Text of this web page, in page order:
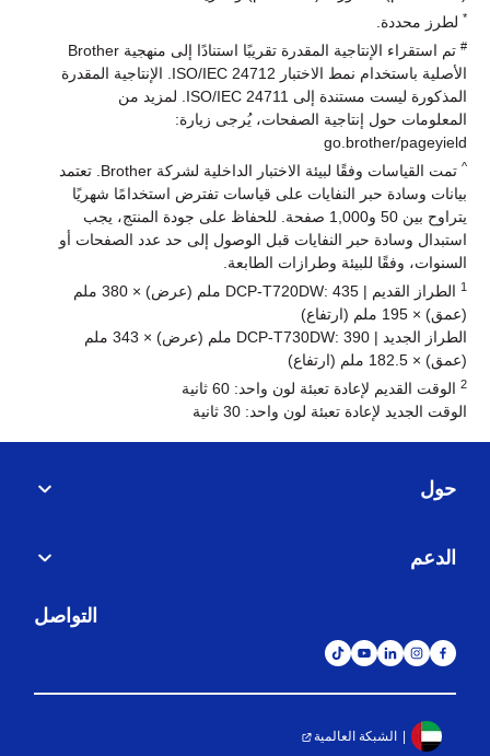
من المستندات المهمة إلى المهام اليومية، اعتمد عليها لتقديم الأداء
الطباعة التلقائية على الوجهين*
زد من إنتاجية عملك ووفر في تكاليف الورق مع الطباعة
لطرز محددة.
تم استقراء الإنتاجية المقدرة تقريبًا استنادًا إلى منهجية Brother
الأصلية باستخدام نمط الاختبار ISO/IEC 24712. الإنتاجية المقدرة
المذكورة ليست مستندة إلى ISO/IEC 24711. لمزيد من
المعلومات حول إنتاجية الصفحات، يُرجى زيارة:
go.brother/pageyield
تمت القياسات وفقًا لبيئة الاختبار الداخلية لشركة Brother. تعتمد
بيانات وسادة حبر النفايات على قياسات تفترض استخدامًا شهريًا
يتراوح بين 50 و1,000 صفحة. للحفاظ على جودة المنتج، يجب
استبدال وسادة حبر النفايات قبل الوصول إلى حد عدد الصفحات أو
السنوات، وفقًا للبيئة وطرازات الطابعة.
الطراز القديم | DCP-T720DW: 435 ملم (عرض) × 380 ملم
(عمق) × 195 ملم (ارتفاع)
الطراز الجديد | DCP-T730DW: 390 ملم (عرض) × 343 ملم
(عمق) × 182.5 ملم (ارتفاع)
الوقت القديم لإعادة تعبئة لون واحد: 60 ثانية
الوقت الجديد لإعادة تعبئة لون واحد: 30 ثانية
حول
الدعم
التواصل
الشبكة العالمية